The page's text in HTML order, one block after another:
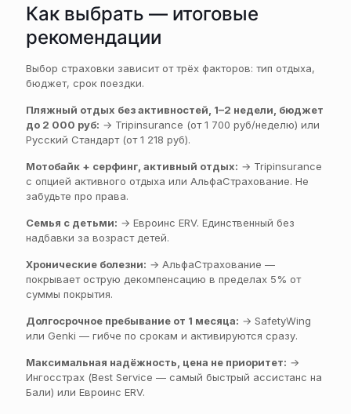
Как выбрать — итоговые
рекомендации
Выбор страховки зависит от трёх факторов: тип отдыха,
бюджет, срок поездки.
Пляжный отдых без активностей, 1–2 недели, бюджет
до 2 000 руб: → Tripinsurance (от 1 700 руб/неделю) или
Русский Стандарт (от 1 218 руб).
Мотобайк + серфинг, активный отдых: → Tripinsurance
с опцией активного отдыха или АльфаСтрахование. Не
забудьте про права.
Семья с детьми: → Евроинс ERV. Единственный без
надбавки за возраст детей.
Хронические болезни: → АльфаСтрахование —
покрывает острую декомпенсацию в пределах 5% от
суммы покрытия.
Долгосрочное пребывание от 1 месяца: → SafetyWing
или Genki — гибче по срокам и активируются сразу.
Максимальная надёжность, цена не приоритет: →
Ингосстрах (Best Service — самый быстрый ассистанс на
Бали) или Евроинс ERV.